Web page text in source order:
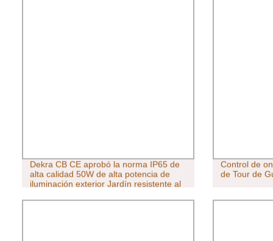
Dekra CB CE aprobó la norma IP65 de
alta calidad 50W de alta potencia de
iluminación exterior Jardín resistente al
100W Reflector LED 200W
Control de
de Tour de